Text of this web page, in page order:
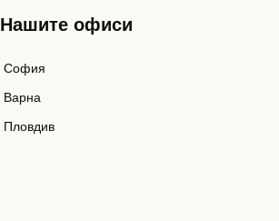
Нашите офиси
София
Варна
Пловдив